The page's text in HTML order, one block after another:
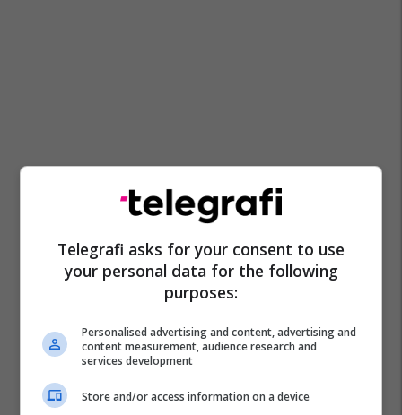
Telegrafi asks for your consent to use
your personal data for the following
purposes:
Personalised advertising and content, advertising and
content measurement, audience research and
services development
Store and/or access information on a device